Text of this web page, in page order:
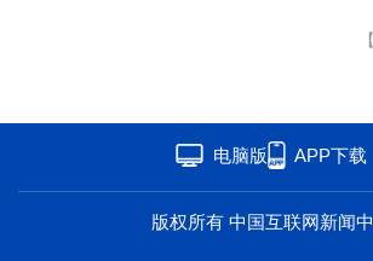
电脑版 APP下载
版权所有 中国互联网新闻